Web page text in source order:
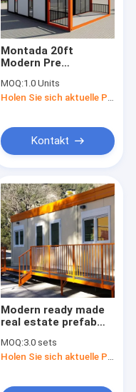
Montada 20ft
Modern Pre
Pack Container
House Homes
Armadas
MOQ:1.0 Units
Kontakt
Modern ready made
real estate prefab
homes container
house design luxury
MOQ:3.0 sets